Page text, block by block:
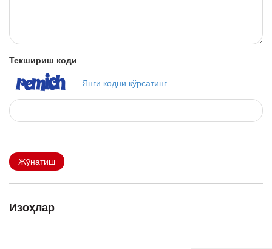
Текшириш коди
Янги кодни кўрсатинг
Жўнатиш
Изоҳлар